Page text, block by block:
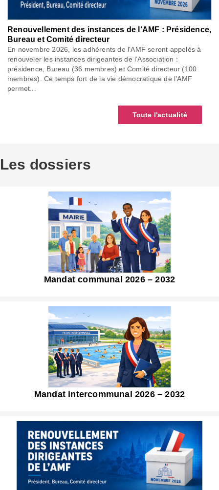
Renouvellement des instances de l'AMF : Présidence,
Bureau et Comité directeur
En novembre 2026, les adhérents de l'AMF seront appelés à
renouveler les instances dirigeantes de l’Association :
présidence, Bureau (36 membres) et Comité directeur (100
membres). Ce temps fort de la vie démocratique de l’AMF
permet...
Toute l'actualité
Les dossiers
Mandat communal 2026 – 2032
Mandat intercommunal 2026 – 2032